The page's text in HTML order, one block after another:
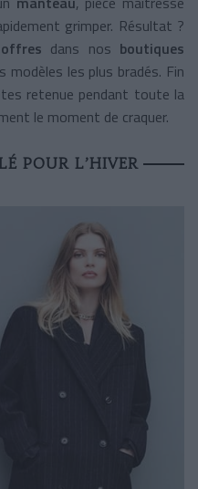
grimper. Résultat ?
dans nos boutiques
modèles les plus bradés. Fin
retenue pendant toute la
le moment de craquer.
POUR L’HIVER